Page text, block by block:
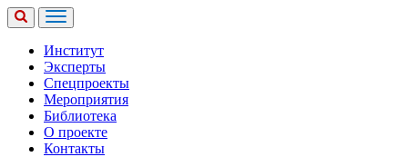
Институт
Эксперты
Спецпроекты
Мероприятия
Библиотека
О проекте
Контакты